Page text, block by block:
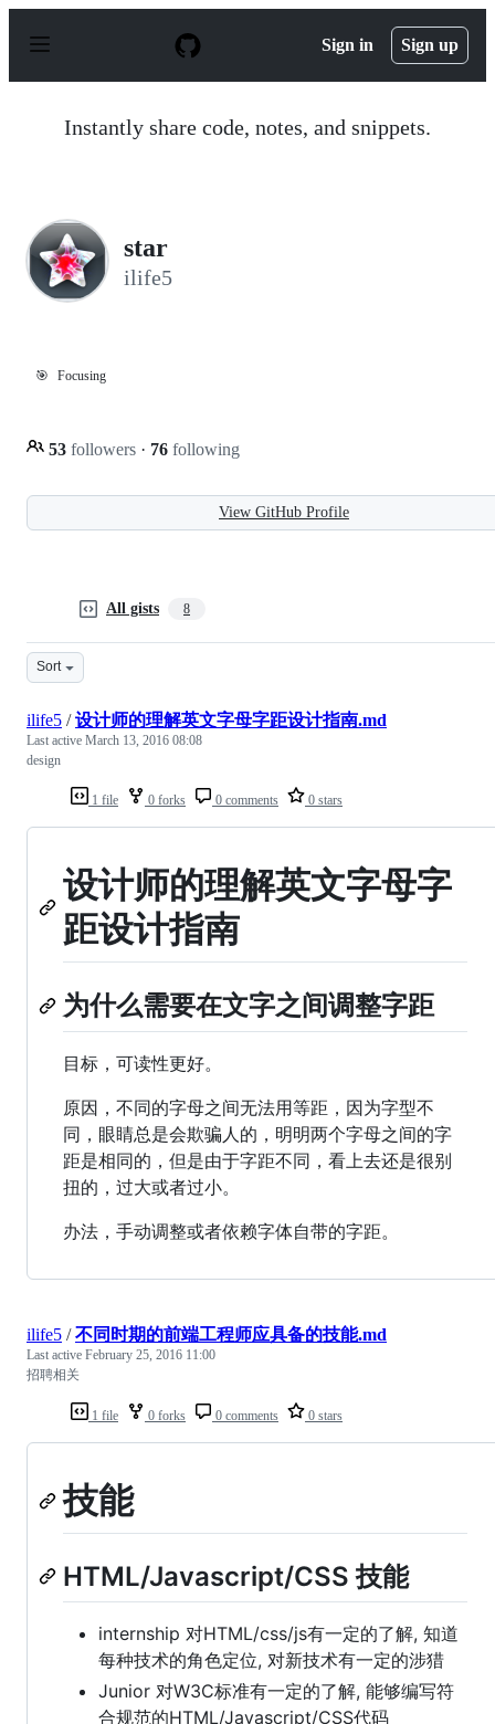
p
Sign in Sign up
Instantly share code, notes, and snippets.
star
ilife5
🎯 Focusing
53 followers · 76 following
View GitHub Profile
All gists 8
Sort
1 file 0 forks 0 comments 0 stars
ilife5 /设计师的理解英文字母字距设计指南.md
Last active March 13, 2016 08:08
design
设计师的理解英文字母字
距设计指南
为什么需要在文字之间调整字距
目标，可读性更好。
原因，不同的字母之间无法用等距，因为字型不
同，眼睛总是会欺骗人的，明明两个字母之间的字
距是相同的，但是由于字距不同，看上去还是很别
扭的，过大或者过小。
办法，手动调整或者依赖字体自带的字距。
1 file 0 forks 0 comments 0 stars
ilife5 /不同时期的前端工程师应具备的技能.md
Last active February 25, 2016 11:00
招聘相关
技能
HTML/Javascript/CSS 技能
internship 对HTML/css/js有一定的了解, 知道
每种技术的角色定位, 对新技术有一定的涉猎
Junior 对W3C标准有一定的了解, 能够编写符
合规范的HTML/Javascript/CSS代码